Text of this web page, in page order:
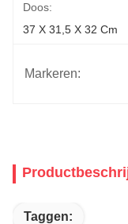
Doos:
37 X 31,5 X 32 Cm
Markeren:
Taggen: